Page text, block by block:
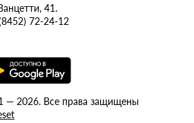
41.
72-24-12
— 2026. Все права защищены